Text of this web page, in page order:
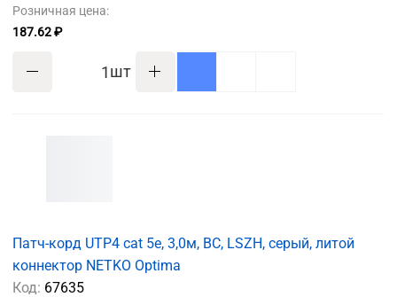
Розничная цена:
187.62 ₽
шт
Патч-корд UTP4 cat 5e, 3,0м, ВС, LSZH, серый, литой
коннектор NETKO Optima
Код: 67635